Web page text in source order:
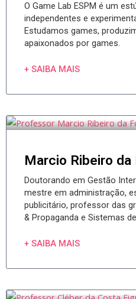
O Game Lab ESPM é um
independentes e
Estudamos games,
apaixonados por games.
+ SAIBA MAIS
Marcio Ribeiro da
Doutorando em Gestão
mestre em administração,
publicitário, professor das
& Propaganda e Sistemas
+ SAIBA MAIS